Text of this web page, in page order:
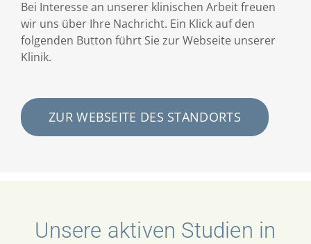
Bei Interesse an unserer klinischen Arbeit freuen
wir uns über Ihre Nachricht. Ein Klick auf den
folgenden Button führt Sie zur Webseite unserer
Klinik.
ZUR WEBSEITE DES STANDORTS
Unsere aktiven Studien in